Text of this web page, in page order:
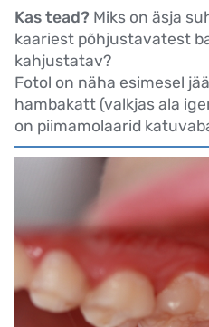
Kas tead? Miks on äsja
kaariest põhjustavatest
kahjustatav?
Fotol on näha esimesel
hambakatt (valkjas ala
on piimamolaarid